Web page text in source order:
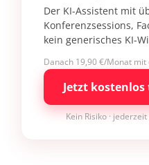
Der KI-Assistent mit
Konferenzsessions,
kein generisches KI-
Danach 19,90 €/Monat mit
Jetzt kostenlos
Kein Risiko ·